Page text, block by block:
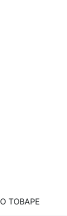
О ТОВАРЕ